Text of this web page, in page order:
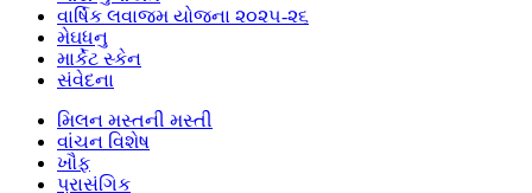
વાર્ષિક લવાજમ યોજના ૨૦૨૫-૨૬
મેઘધનુ
માર્કેટ સ્કેન
સંવેદના
મિલન મસ્તની મસ્તી
વાંચન વિશેષ
ખૌફ
પ્રાસંગિક